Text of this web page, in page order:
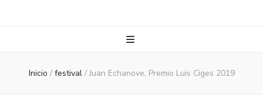
Inicio / festival / Juan Echanove, Premio Luis Ciges 2019